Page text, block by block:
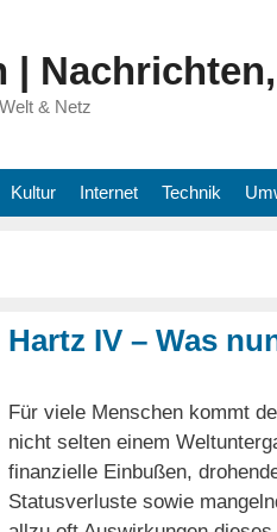
|
& Netz
Kultur Internet Technik
Hartz IV – Was
Für viele Menschen kommt
nicht selten einem
finanzielle Einbußen,
Statusverluste sowie